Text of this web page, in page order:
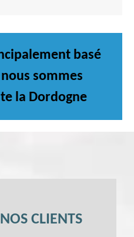
basé
sommes
la Dordogne
CLIENTS